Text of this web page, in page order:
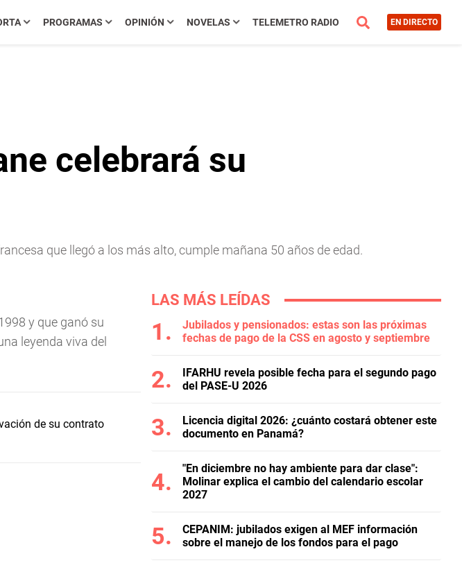
PROGRAMAS OPINIÓN NOVELAS TELEMETRO RADIO EN DIRECTO
celebrará su
que llegó a los más alto, cumple mañana 50 años de edad.
y que ganó su
leyenda viva del
de su contrato
LAS MÁS LEÍDAS
Jubilados y pensionados: estas son las próximas
fechas de pago de la CSS en agosto y septiembre
IFARHU revela posible fecha para el segundo pago
del PASE-U 2026
Licencia digital 2026: ¿cuánto costará obtener este
documento en Panamá?
"En diciembre no hay ambiente para dar clase":
Molinar explica el cambio del calendario escolar
2027
CEPANIM: jubilados exigen al MEF información
sobre el manejo de los fondos para el pago